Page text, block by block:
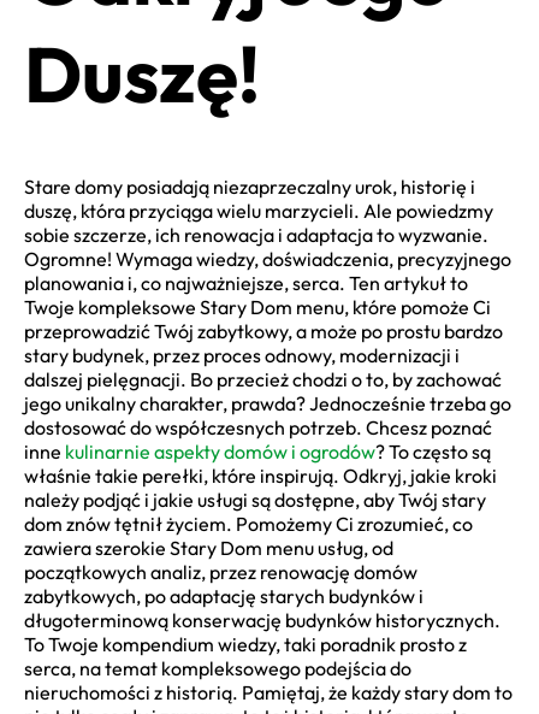
Duszę!
Stare domy posiadają niezaprzeczalny urok, historię i
duszę, która przyciąga wielu marzycieli. Ale powiedzmy
sobie szczerze, ich renowacja i adaptacja to wyzwanie.
Ogromne! Wymaga wiedzy, doświadczenia, precyzyjnego
planowania i, co najważniejsze, serca. Ten artykuł to
Twoje kompleksowe Stary Dom menu, które pomoże Ci
przeprowadzić Twój zabytkowy, a może po prostu bardzo
stary budynek, przez proces odnowy, modernizacji i
dalszej pielęgnacji. Bo przecież chodzi o to, by zachować
jego unikalny charakter, prawda? Jednocześnie trzeba go
dostosować do współczesnych potrzeb. Chcesz poznać
inne kulinarnie aspekty domów i ogrodów? To często są
właśnie takie perełki, które inspirują. Odkryj, jakie kroki
należy podjąć i jakie usługi są dostępne, aby Twój stary
dom znów tętnił życiem. Pomożemy Ci zrozumieć, co
zawiera szerokie Stary Dom menu usług, od
początkowych analiz, przez renowację domów
zabytkowych, po adaptację starych budynków i
długoterminową konserwację budynków historycznych.
To Twoje kompendium wiedzy, taki poradnik prosto z
serca, na temat kompleksowego podejścia do
nieruchomości z historią. Pamiętaj, że każdy stary dom to